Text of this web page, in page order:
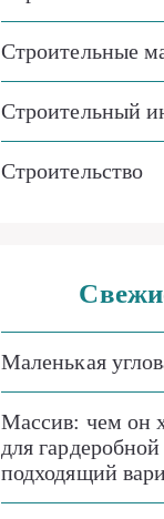
Строительные
Строительный
Строительство
Маленькая
Массив: чем он
для
подходящий